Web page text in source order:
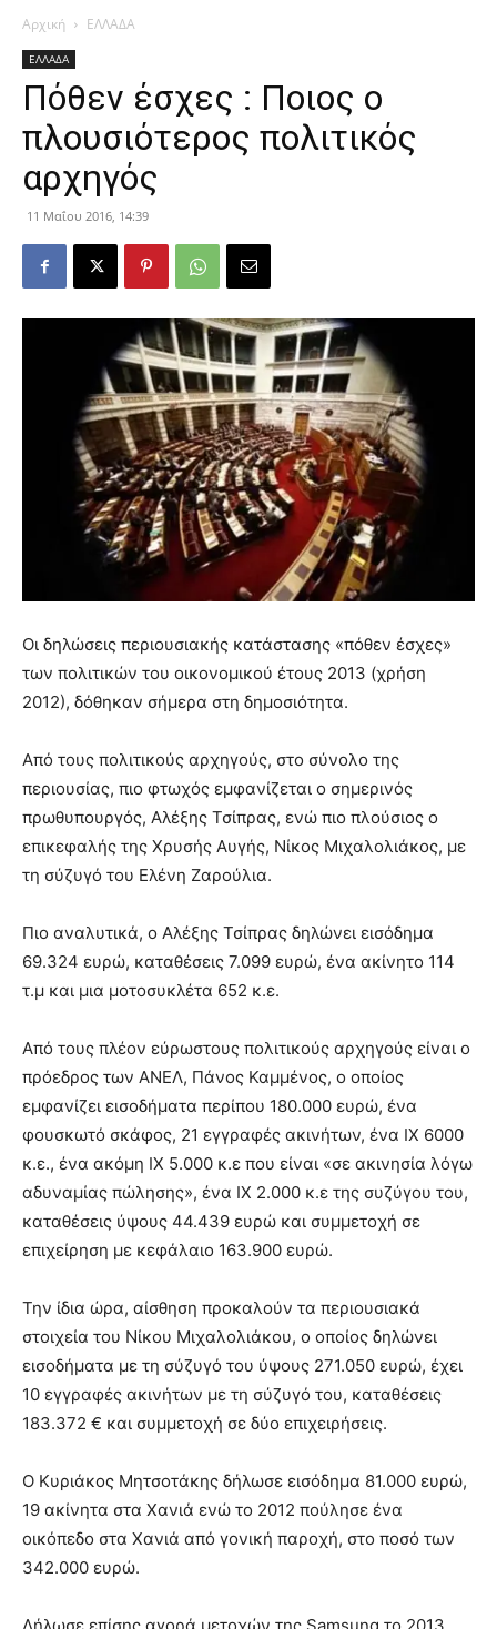
Αρχική ΕΛΛΑΔΑ
ΕΛΛΑΔΑ
Πόθεν έσχες : Ποιος ο
πλουσιότερος πολιτικός
αρχηγός
11 Μαΐου 2016, 14:39
Οι δηλώσεις περιουσιακής κατάστασης «πόθεν έσχες»
των πολιτικών του οικονομικού έτους 2013 (χρήση
2012), δόθηκαν σήμερα στη δημοσιότητα.
Από τους πολιτικούς αρχηγούς, στο σύνολο της
περιουσίας, πιο φτωχός εμφανίζεται ο σημερινός
πρωθυπουργός, Αλέξης Τσίπρας, ενώ πιο πλούσιος ο
επικεφαλής της Χρυσής Αυγής, Νίκος Μιχαλολιάκος, με
τη σύζυγό του Ελένη Ζαρούλια.
Πιο αναλυτικά, ο Αλέξης Τσίπρας δηλώνει εισόδημα
69.324 ευρώ, καταθέσεις 7.099 ευρώ, ένα ακίνητο 114
τ.μ και μια μοτοσυκλέτα 652 κ.ε.
Από τους πλέον εύρωστους πολιτικούς αρχηγούς είναι ο
πρόεδρος των ΑΝΕΛ, Πάνος Καμμένος, ο οποίος
εμφανίζει εισοδήματα περίπου 180.000 ευρώ, ένα
φουσκωτό σκάφος, 21 εγγραφές ακινήτων, ένα ΙΧ 6000
κ.ε., ένα ακόμη ΙΧ 5.000 κ.ε που είναι «σε ακινησία λόγω
αδυναμίας πώλησης», ένα ΙΧ 2.000 κ.ε της συζύγου του,
καταθέσεις ύψους 44.439 ευρώ και συμμετοχή σε
επιχείρηση με κεφάλαιο 163.900 ευρώ.
Την ίδια ώρα, αίσθηση προκαλούν τα περιουσιακά
στοιχεία του Νίκου Μιχαλολιάκου, ο οποίος δηλώνει
εισοδήματα με τη σύζυγό του ύψους 271.050 ευρώ, έχει
10 εγγραφές ακινήτων με τη σύζυγό του, καταθέσεις
183.372 € και συμμετοχή σε δύο επιχειρήσεις.
Ο Κυριάκος Μητσοτάκης δήλωσε εισόδημα 81.000 ευρώ,
19 ακίνητα στα Χανιά ενώ το 2012 πούλησε ένα
οικόπεδο στα Χανιά από γονική παροχή, στο ποσό των
342.000 ευρώ.